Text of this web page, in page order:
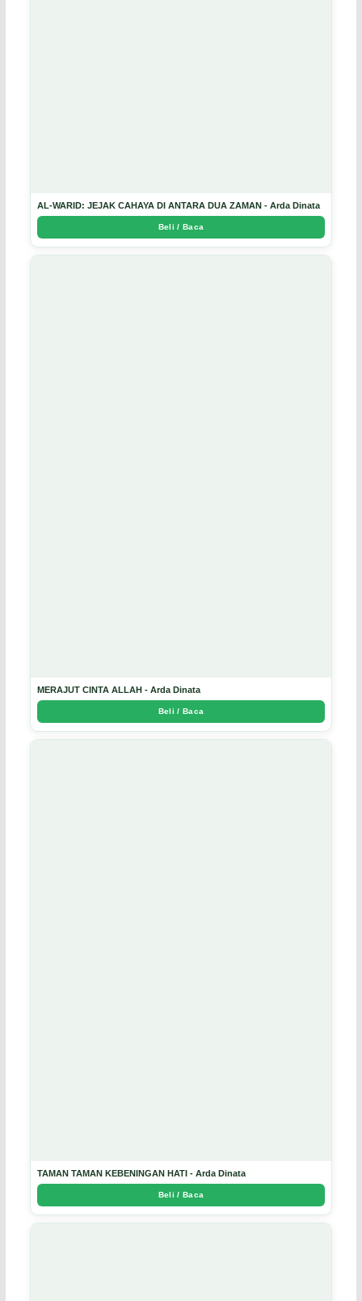
AL-WARID: JEJAK CAHAYA DI ANTARA DUA ZAMAN - Arda Dinata
Beli / Baca
MERAJUT CINTA ALLAH - Arda Dinata
Beli / Baca
TAMAN TAMAN KEBENINGAN HATI - Arda Dinata
Beli / Baca